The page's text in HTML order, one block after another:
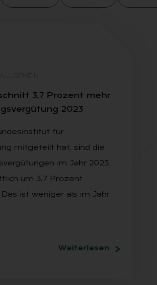
3,7 Pro­zent mehr
2023
für
mitgeteilt hat, sind die
im Jahr 2023
um 3,7 Prozent
ist weniger als im Jahr
Weiterlesen